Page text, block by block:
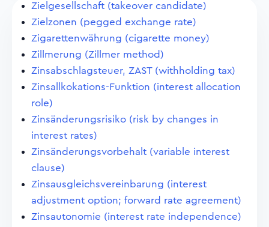
Zielgesellschaft (takeover candidate)
Zielzonen (pegged exchange rate)
Zigarettenwährung (cigarette money)
Zillmerung (Zillmer method)
Zinsabschlagsteuer, ZAST (withholding tax)
Zinsallkokations-Funktion (interest allocation
role)
Zinsänderungsrisiko (risk by changes in
interest rates)
Zinsänderungsvorbehalt (variable interest
clause)
Zinsausgleichsvereinbarung (interest
adjustment option; forward rate agreement)
Zinsautonomie (interest rate independence)